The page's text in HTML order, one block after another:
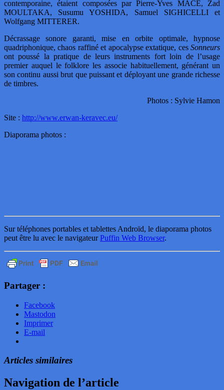
contemporaine, étaient composées par Pierre-Yves MACÉ, Zad
MOULTAKA, Susumu YOSHIDA, Samuel SIGHICELLI et
Wolfgang MITTERER.
Décrassage sonore garanti, mise en orbite optimale, hypnose
quadriphonique, chaos raffiné et apocalypse extatique, ces Sonneurs
ont poussé la pratique de leurs instruments fort loin de l’usage
premier auquel le folklore les associe habituellement, générant un
son continu aussi brut que puissant et déployant une grande richesse
de timbres.
Photos : Sylvie Hamon
Site : http://www.erwan-keravec.eu/
Diaporama photos :
Sur téléphones portables et tablettes Androïd, le diaporama photos
peut être lu avec le navigateurPuffin Web Browser.
Partager :
Facebook
Mastodon
Imprimer
E-mail
Articles similaires
Navigation de l’article